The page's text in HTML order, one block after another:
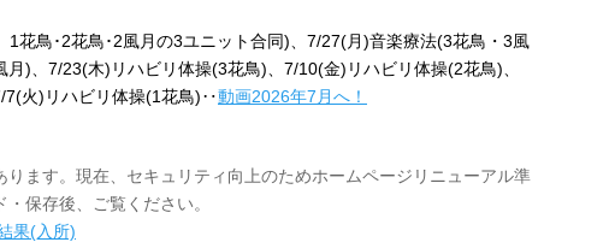
花鳥･2花鳥･2風月の3ユニット合同)、7/27(月)音楽療法(3花鳥・3風
)、7/23(木)リハビリ体操(3花鳥)、7/10(金)リハビリ体操(2花鳥)、
7(火)リハビリ体操(1花鳥)‥動画2026年7月へ！
ます。現在、セキュリティ向上のためホームページリニューアル準
保存後、ご覧ください。
果(入所)